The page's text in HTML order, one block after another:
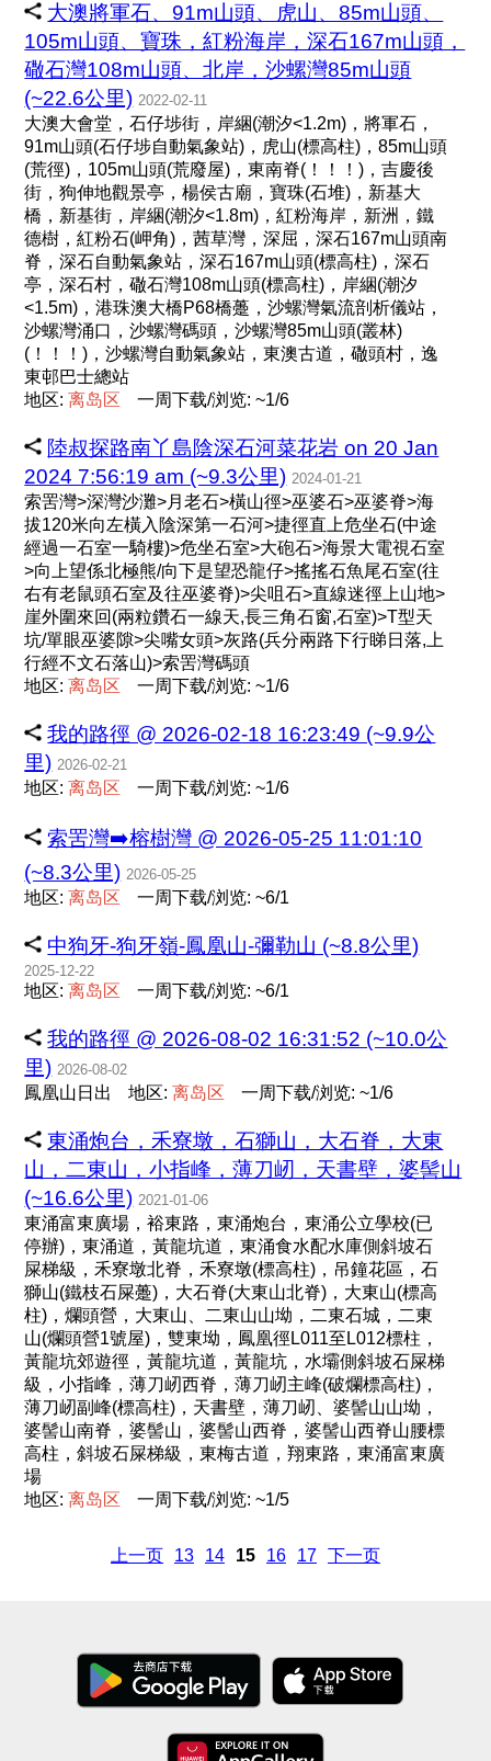
大澳將軍石、91m山頭、虎山、85m山頭、
105m山頭、寶珠，紅粉海岸，深石167m山頭，
䃟石灣108m山頭、北岸，沙螺灣85m山頭
(~22.6公里) 2022-02-11
大澳大會堂，石仔埗街，岸綑(潮汐<1.2m)，將軍石，
91m山頭(石仔埗自動氣象站)，虎山(標高柱)，85m山頭
(荒徑)，105m山頭(荒廢屋)，東南脊(！！！)，吉慶後
街，狗伸地觀景亭，楊侯古廟，寶珠(石堆)，新基大
橋，新基街，岸綑(潮汐<1.8m)，紅粉海岸，新洲，鐵
德樹，紅粉石(岬角)，茜草灣，深屈，深石167m山頭南
脊，深石自動氣象站，深石167m山頭(標高柱)，深石
亭，深石村，䃟石灣108m山頭(標高柱)，岸綑(潮汐
<1.5m)，港珠澳大橋P68橋躉，沙螺灣氣流剖析儀站，
沙螺灣涌口，沙螺灣碼頭，沙螺灣85m山頭(叢林)
(！！！)，沙螺灣自動氣象站，東澳古道，䃟頭村，逸
東邨巴士總站
地区:离岛区 一周下载/浏览: ~1/6
陸叔探路南丫島陰深石河菜花岩 on 20 Jan
2024 7:56:19 am (~9.3公里) 2024-01-21
索罟灣>深灣沙灘>月老石>橫山徑>巫婆石>巫婆脊>海
拔120米向左橫入陰深第一石河>捷徑直上危坐石(中途
經過一石室一騎樓)>危坐石室>大砲石>海景大電視石室
>向上望係北極熊/向下是望恐龍仔>搖搖石魚尾石室(往
右有老鼠頭石室及往巫婆脊)>尖咀石>直線迷徑上山地>
崖外圍來回(兩粒鑽石一線天,長三角石窗,石室)>T型天
坑/單眼巫婆隙>尖嘴女頭>灰路(兵分兩路下行睇日落,上
行經不文石落山)>索罟灣碼頭
地区:离岛区 一周下载/浏览: ~1/6
我的路徑 @ 2026-02-18 16:23:49 (~9.9公
里) 2026-02-21
地区:离岛区 一周下载/浏览: ~1/6
索罟灣➡️榕樹灣 @ 2026-05-25 11:01:10
(~8.3公里) 2026-05-25
地区:离岛区 一周下载/浏览: ~6/1
中狗牙-狗牙嶺-鳳凰山-彌勒山 (~8.8公里)
2025-12-22
地区:离岛区 一周下载/浏览: ~6/1
我的路徑 @ 2026-08-02 16:31:52 (~10.0公
里) 2026-08-02
鳳凰山日出 地区:离岛区 一周下载/浏览: ~1/6
東涌炮台，禾寮墩，石獅山，大石脊，大東
山，二東山，小指峰，薄刀屻，天書壁，婆髻山
(~16.6公里) 2021-01-06
東涌富東廣場，裕東路，東涌炮台，東涌公立學校(已
停辦)，東涌道，黃龍坑道，東涌食水配水庫側斜坡石
屎梯級，禾寮墩北脊，禾寮墩(標高柱)，吊鐘花區，石
獅山(鐵枝石屎躉)，大石脊(大東山北脊)，大東山(標高
柱)，爛頭營，大東山、二東山山坳，二東石城，二東
山(爛頭營1號屋)，雙東坳，鳳凰徑L011至L012標柱，
黃龍坑郊遊徑，黃龍坑道，黃龍坑，水壩側斜坡石屎梯
級，小指峰，薄刀屻西脊，薄刀屻主峰(破爛標高柱)，
薄刀屻副峰(標高柱)，天書壁，薄刀屻、婆髻山山坳，
婆髻山南脊，婆髻山，婆髻山西脊，婆髻山西脊山腰標
高柱，斜坡石屎梯級，東梅古道，翔東路，東涌富東廣
場
地区:离岛区 一周下载/浏览: ~1/5
上一页 13 14 15 16 17 下一页